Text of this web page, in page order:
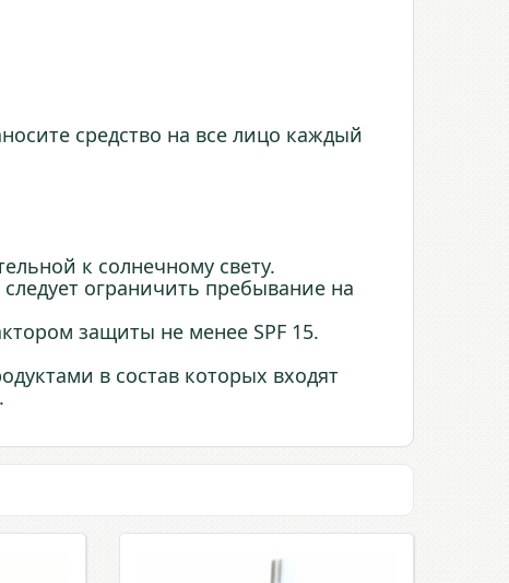
средство на все лицо каждый
к солнечному свету.
ограничить пребывание на
защиты не менее SPF 15.
в состав которых входят